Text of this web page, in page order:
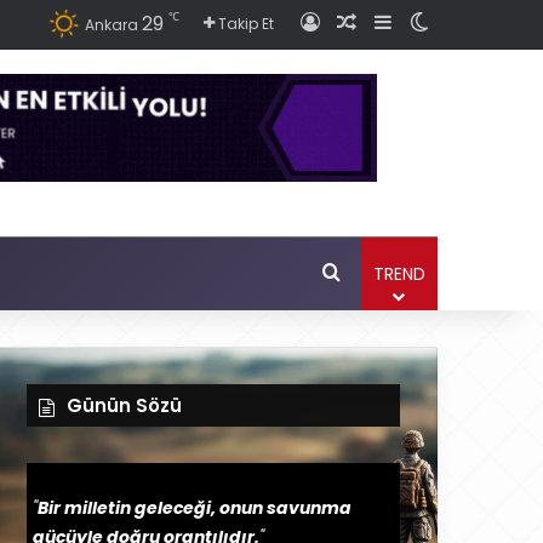
Ankara 29 ℃ Takip Et Giriş Rastgele Haber
Kenar Bölmesi
Ara TREND
Günün Sözü
"Bir milletin geleceği, onun savunma
gücüyle doğru orantılıdır."